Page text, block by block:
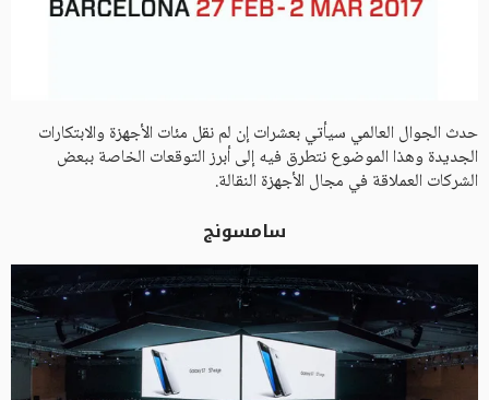
حدث الجوال العالمي سيأتي بعشرات إن لم نقل مئات الأجهزة والابتكارات
الجديدة وهذا الموضوع نتطرق فيه إلى أبرز التوقعات الخاصة ببعض
الشركات العملاقة في مجال الأجهزة النقالة.
سامسونج